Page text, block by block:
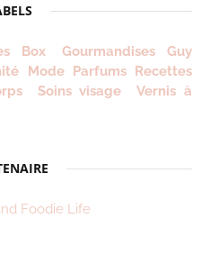
Box Gourmandises
Guy
Mode Parfums Recettes
Soins visage
Vernis à
Foodie Life